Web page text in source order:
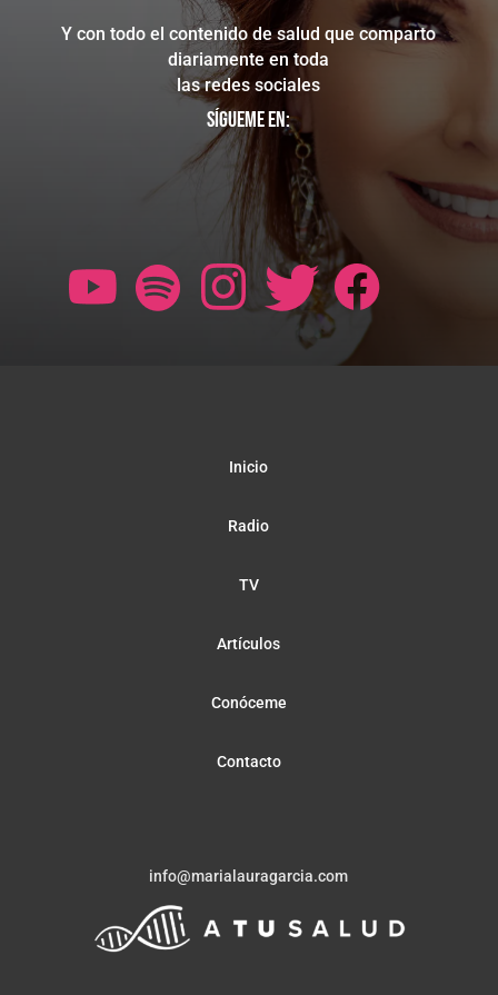
Y con todo el contenido de salud que comparto
diariamente en toda
las redes sociales
Sígueme en:
Inicio
Radio
TV
Artículos
Conóceme
Contacto
info@marialauragarcia.com